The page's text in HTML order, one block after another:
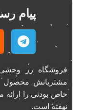
اسپیکر ناکامیچی
اینترفیس پژو 206
بازی ایرانی جالیز
بازی جالیز
بازی فکری جالیز
1
باند 6928
باند 6928p
پیام
مشتریانش محصول
خاص بودنی را
نهفته است.